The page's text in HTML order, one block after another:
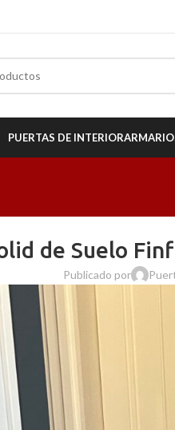
PUERTAS DE INTERIOR
de Suelo
Publicado por